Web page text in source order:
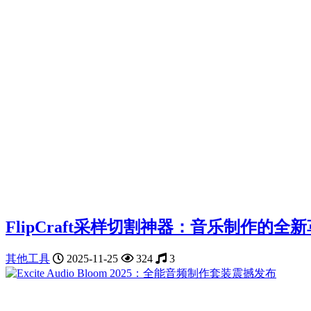
FlipCraft采样切割神器：音乐制作的全新
其他工具 2025-11-25 324 3